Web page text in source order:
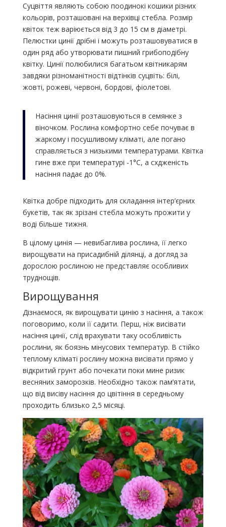
Суцвіття являють собою поодинокі кошики різних
кольорів, розташовані на верхівці стебла. Розмір
квіток теж варіюється від 3 до 15 см в діаметрі.
Пелюстки цинії дрібні і можуть розташовуватися в
один ряд або утворювати пишний грибоподібну
квітку. Цинії полюбилися багатьом квітникарям
завдяки різноманітності відтінків суцвіть: білі,
жовті, рожеві, червоні, бордові, фіолетові.
Насіння цинії розташовуються в семянке з
віночком. Рослина комфортно себе почуває в
жаркому і посушливому кліматі, але погано
справляється з низькими температурами. Квітка
гине вже при температурі -1°C, а схдженість
насіння падає до 0%.
Квітка добре підходить для складання інтер’єрних
букетів, так як зрізані стебла можуть прожити у
воді більше тижня.
В цілому цинія — невибаглива рослина, її легко
вирощувати на присадибній ділянці, а догляд за
дорослою рослиною не представляє особливих
труднощів.
Вирощування
Дізнаємося, як вирощувати цинію з насіння, а також
поговоримо, коли її садити. Перш, ніж висівати
насіння цинії, слід врахувати таку особливість
рослини, як боязнь мінусових температур. В стійко
теплому кліматі рослину можна висівати прямо у
відкритий грунт або почекати поки мине ризик
весняних заморозків. Необхідно також пам’ятати,
що від висіву насіння до цвітіння в середньому
проходить близько 2,5 місяці.